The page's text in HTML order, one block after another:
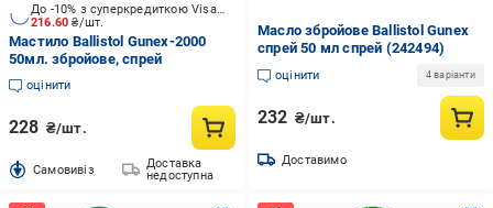
216.60₴/шт.
До -10% з суперкредиткою Visa Вигода
Мастило Ballistol Gunex-2000
50мл. збройове, спрей
оцінити
228 ₴/шт.
Cамовивіз
Доставка
недоступна
Масло збройове Ballistol Gunex
спрей 50 мл спрей (242494)
оцінити 4 варіанти
232 ₴/шт.
Доставимо